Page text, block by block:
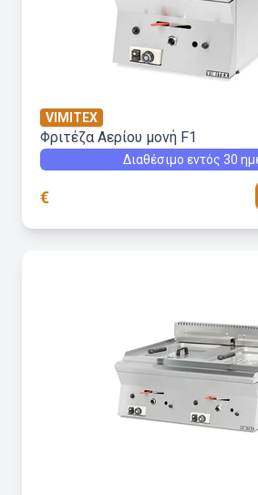
VIMITEX
Φριτέζα Αερίου μονή F1
Διαθέσιμο εντός 30
€